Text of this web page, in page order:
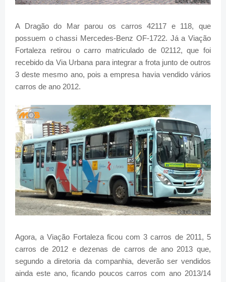
A Dragão do Mar parou os carros 42117 e 118, que
possuem o chassi Mercedes-Benz OF-1722. Já a Viação
Fortaleza retirou o carro matriculado de 02112, que foi
recebido da Via Urbana para integrar a frota junto de outros
3 deste mesmo ano, pois a empresa havia vendido vários
carros de ano 2012.
Agora, a Viação Fortaleza ficou com 3 carros de 2011, 5
carros de 2012 e dezenas de carros de ano 2013 que,
segundo a diretoria da companhia, deverão ser vendidos
ainda este ano, ficando poucos carros com ano 2013/14